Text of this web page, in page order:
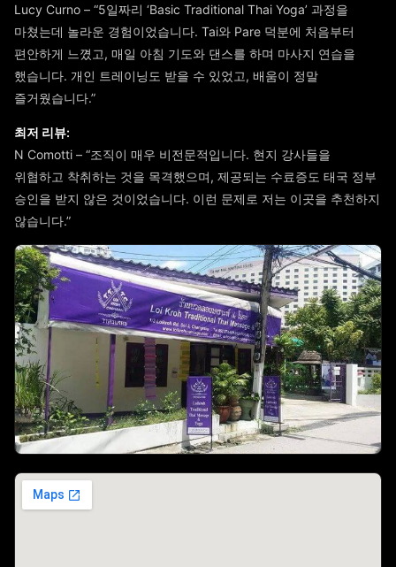
Lucy Curno – “5일짜리 ‘Basic Traditional Thai Yoga’ 과정을
마쳤는데 놀라운 경험이었습니다. Tai와 Pare 덕분에 처음부터
편안하게 느꼈고, 매일 아침 기도와 댄스를 하며 마사지 연습을
했습니다. 개인 트레이닝도 받을 수 있었고, 배움이 정말
즐거웠습니다.”
최저 리뷰:
N Comotti – “조직이 매우 비전문적입니다. 현지 강사들을
위협하고 착취하는 것을 목격했으며, 제공되는 수료증도 태국 정부
승인을 받지 않은 것이었습니다. 이런 문제로 저는 이곳을 추천하지
않습니다.”